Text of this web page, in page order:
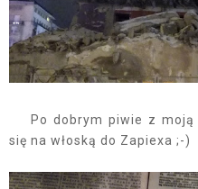
Po dobrym piwie z moją
się na włoską do Zapiexa ;-)